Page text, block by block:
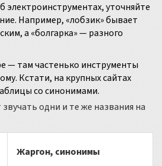
электроинструментах, уточняйте
Например, «лобзик» бывает
а «болгарка» — разного
— там частенько инструменты
Кстати, на крупных сайтах
со синонимами.
одни и те же названия на
Жаргон, синонимы